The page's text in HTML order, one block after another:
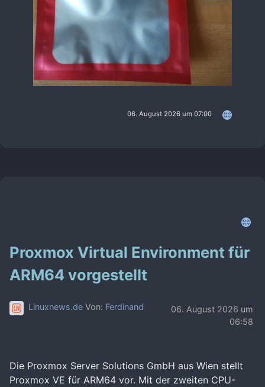
06. August 2026 um 07:00
Proxmox Virtual Environment für
ARM64 vorgestellt
Linuxnews.de Von: Ferdinand
06. August 2026 um
06:58
Die Proxmox Server Solutions GmbH aus Wien stellt
Proxmox VE für ARM64 vor. Mit der zweiten CPU-